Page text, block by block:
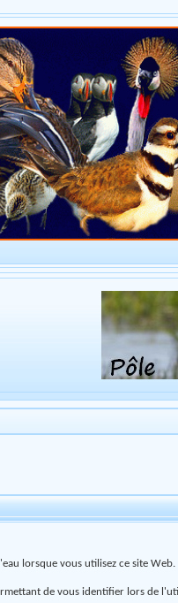
lorsque vous utilisez ce site Web.
de vous identifier lors de